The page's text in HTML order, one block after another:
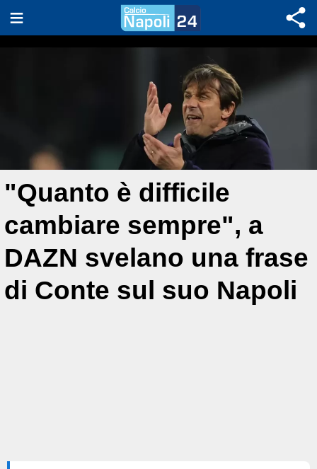
"Quanto è difficile
cambiare sempre", a
DAZN svelano una frase
di Conte sul suo Napoli